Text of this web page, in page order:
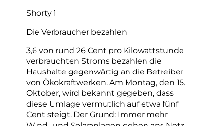
Shorty 1
Die Verbraucher bezahlen
3,6 von rund 26 Cent pro Kilowattstunde
verbrauchten Stroms bezahlen die
Haushalte gegenwärtig an die Betreiber
von Ökokraftwerken. Am Montag, den 15.
Oktober, wird bekannt gegeben, dass
diese Umlage vermutlich auf etwa fünf
Cent steigt. Der Grund: Immer mehr